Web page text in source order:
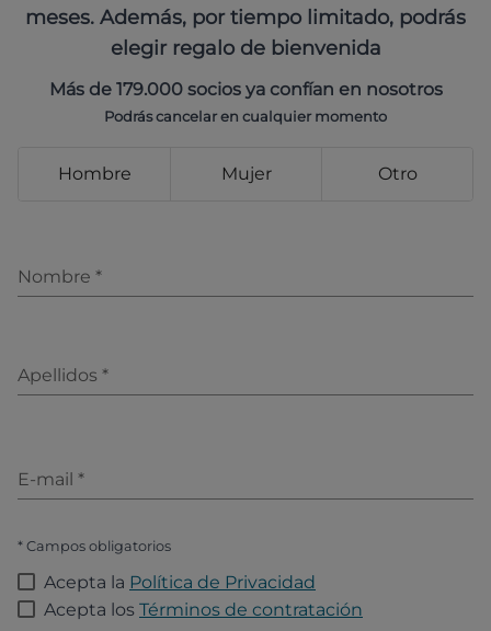
meses. Además, por tiempo limitado, podrás
elegir regalo de bienvenida
Más de 179.000 socios ya confían en nosotros
Podrás cancelar en cualquier momento
Hombre Mujer Otro
Nombre *
Apellidos *
E-mail *
* Campos obligatorios
Acepta la Política de Privacidad
Acepta los Términos de contratación